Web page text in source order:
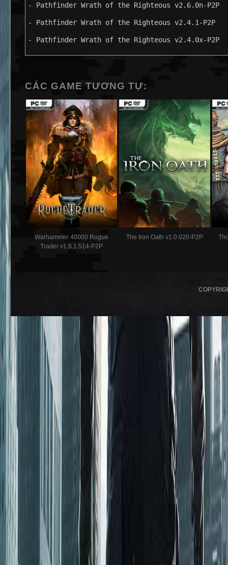
- Pathfinder Wrath of the Righteous v2.6.0n-P2P
- Pathfinder Wrath of the Righteous v2.4.1-P2P
- Pathfinder Wrath of the Righteous v2.4.0x-P2P
CÁC GAME TƯƠNG TỰ:
Warhammer 40000 Rogue
Trader v1.6.1.514-P2P
The Iron Oath v1.0.020-P2P